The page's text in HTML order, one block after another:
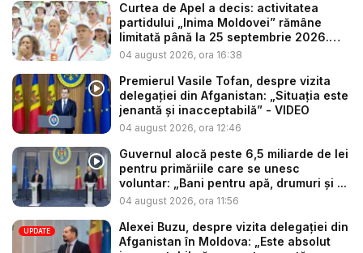
Curtea de Apel a decis: activitatea
partidului „Inima Moldovei” rămâne
limitată până la 25 septembrie 2026.
Re...
04 august 2026, ora 16:38
Premierul Vasile Tofan, despre vizita
delegației din Afganistan: „Situația este
jenantă și inacceptabilă” - VIDEO
04 august 2026, ora 12:46
Guvernul alocă peste 6,5 miliarde de lei
pentru primăriile care se unesc
voluntar: „Bani pentru apă, drumuri și ...
04 august 2026, ora 11:56
UPDATE
Alexei Buzu, despre vizita delegației din
Afganistan în Moldova: „Este absolut